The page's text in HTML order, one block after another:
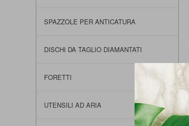
SPAZZOLE PER ANTICATURA
DISCHI DA TAGLIO DIAMANTATI
FORETTI
UTENSILI AD ARIA